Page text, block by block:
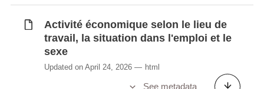
profession, le sexe et l'âge
Lieu de résidence un avant le recensement
selon la position dans la famille, l'âge et le
sexe
Lieu de résidence un avant le recensement
selon la position dans le ménage, l'âge et
Activité économique selon le lieu de
travail, la situation dans l'emploi et le
sexe
Updated on April 24, 2026 html
See metadata